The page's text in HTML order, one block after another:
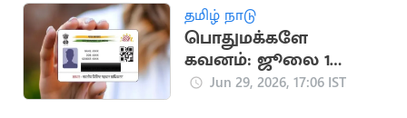
தமிழ் நாடு
பொதுமக்களே
கவனம்: ஜூலை 1
முதல் அமலுக்கு வரும்
Jun 29, 2026, 17:06 IST